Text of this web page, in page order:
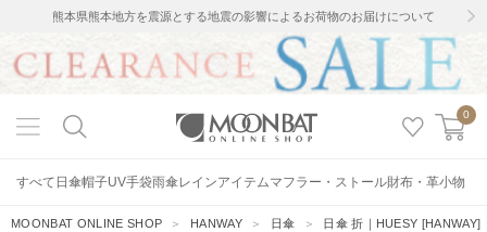
熊本県熊本地方を震源とする地震の影響によるお荷物のお届けについて
0
すべて 日傘帽子UV手袋雨傘レインアイテムマフラー・ストール財布・革小物
MOONBAT ONLINE SHOP ＞ HANWAY ＞ 日傘 ＞ 日傘 折｜HUESY [HANWAY]